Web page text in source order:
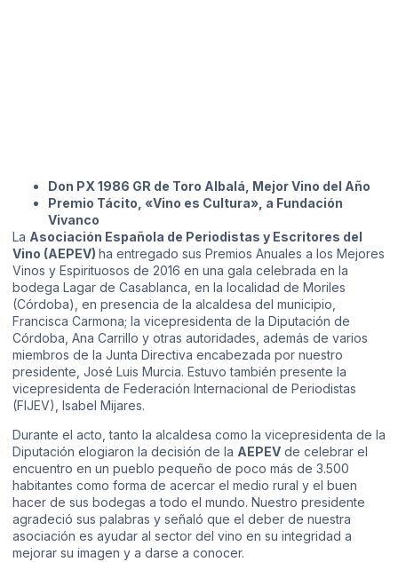
Don PX 1986 GR de Toro Albalá, Mejor Vino del Año
Premio Tácito, «Vino es Cultura», a Fundación
Vivanco
La Asociación Española de Periodistas y Escritores del
Vino (AEPEV) ha entregado sus Premios Anuales a los Mejores
Vinos y Espirituosos de 2016 en una gala celebrada en la
bodega Lagar de Casablanca, en la localidad de Moriles
(Córdoba), en presencia de la alcaldesa del municipio,
Francisca Carmona; la vicepresidenta de la Diputación de
Córdoba, Ana Carrillo y otras autoridades, además de varios
miembros de la Junta Directiva encabezada por nuestro
presidente, José Luis Murcia. Estuvo también presente la
vicepresidenta de Federación Internacional de Periodistas
(FIJEV), Isabel Mijares.
Durante el acto, tanto la alcaldesa como la vicepresidenta de la
Diputación elogiaron la decisión de la AEPEV de celebrar el
encuentro en un pueblo pequeño de poco más de 3.500
habitantes como forma de acercar el medio rural y el buen
hacer de sus bodegas a todo el mundo. Nuestro presidente
agradeció sus palabras y señaló que el deber de nuestra
asociación es ayudar al sector del vino en su integridad a
mejorar su imagen y a darse a conocer.